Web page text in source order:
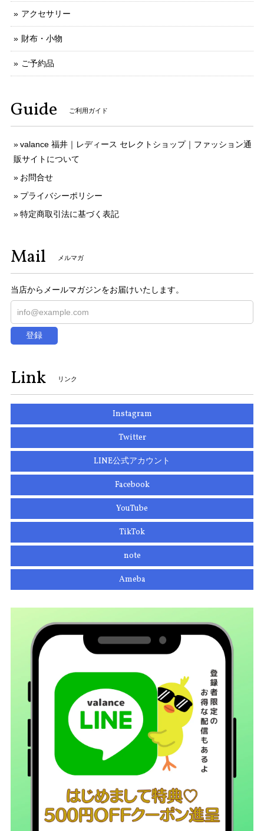
アクセサリー
財布・小物
ご予約品
Guide ご利用ガイド
valance 福井｜レディース セレクトショップ｜ファッション通
販サイトについて
お問合せ
プライバシーポリシー
特定商取引法に基づく表記
Mail メルマガ
当店からメールマガジンをお届けいたします。
登録
Link リンク
Instagram
Twitter
LINE公式アカウント
Facebook
YouTube
TikTok
note
Ameba